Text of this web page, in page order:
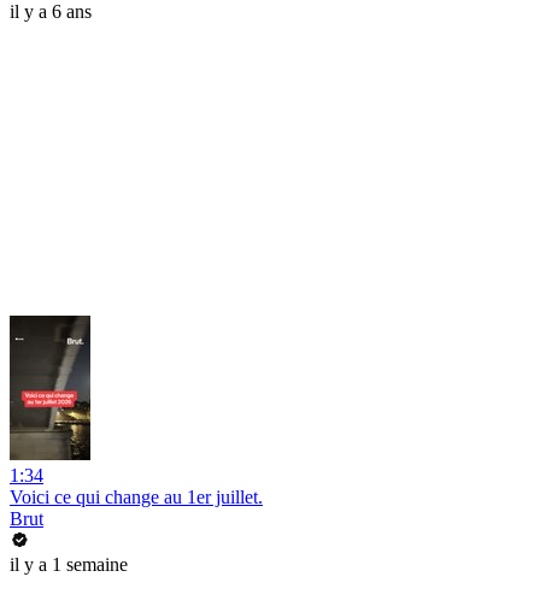
il y a 6 ans
1:34
Voici ce qui change au 1er juillet.
Brut
il y a 1 semaine